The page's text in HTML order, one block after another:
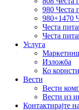
980 Честа
980+1470
Честа
Честа
Услуга
Изложба
Ко
Вести
Вести
Вести из
Контактирајте